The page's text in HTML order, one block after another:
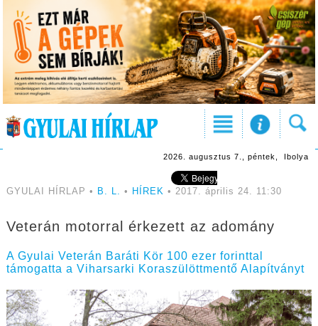
2026. augusztus 7., péntek, Ibolya
GYULAI HÍRLAP • B. L. • HÍREK • 2017. április 24. 11:30
Veterán motorral érkezett az adomány
A Gyulai Veterán Baráti Kör 100 ezer forinttal
támogatta a Viharsarki Koraszülöttmentő Alapítványt